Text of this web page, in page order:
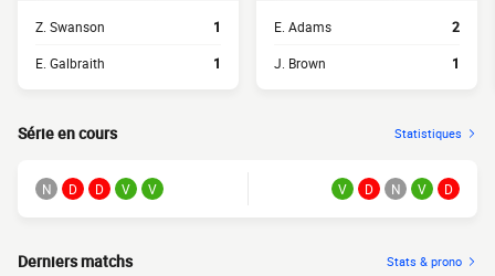
Z. Swanson 1
E. Galbraith 1
E. Adams 2
J. Brown 1
Série en cours Statistiques
N D D V V V D N V D
Derniers matchs Stats & prono